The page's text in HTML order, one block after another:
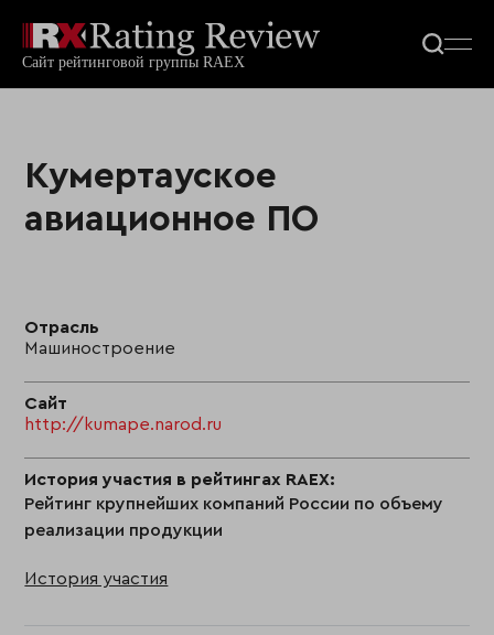
Кумертауское
авиационное ПО
Отрасль
Машиностроение
Сайт
http://kumape.narod.ru
История участия в рейтингах RAEX:
Рейтинг крупнейших компаний России по объему
реализации продукции
История участия